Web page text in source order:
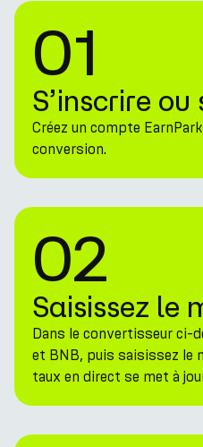
01
S’inscrire
Créez un compte
conversion.
02
Saisissez le
Dans le convertisseur ci-
et BNB, puis saisissez le
taux en direct se met à